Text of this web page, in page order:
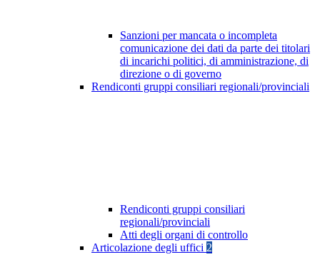
Sanzioni per mancata o incompleta
comunicazione dei dati da parte dei titolari
di incarichi politici, di amministrazione, di
direzione o di governo
Rendiconti gruppi consiliari regionali/provinciali
Rendiconti gruppi consiliari
regionali/provinciali
Atti degli organi di controllo
Articolazione degli uffici 2